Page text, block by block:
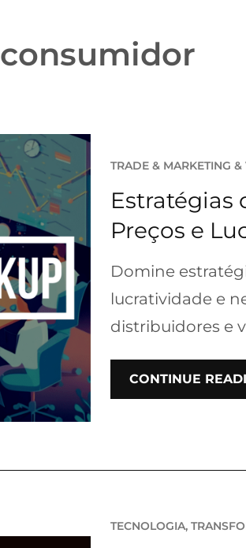
consumidor
TRADE & MARKETING
Estratégias
Preços e
Domine
lucratividade e
distribuidores e
CONTINUE
TECNOLOGIA,